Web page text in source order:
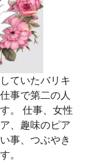
ていたバリキ
事で第二の人
。 仕事、女性
、趣味のピア
事、つぶやき
。